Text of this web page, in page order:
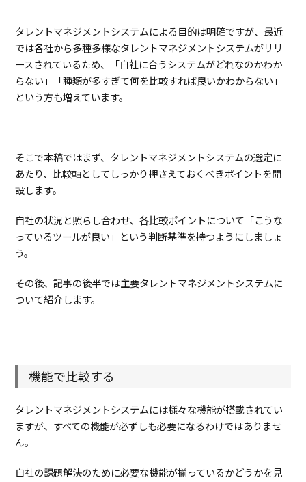
で
比
較
す
る
1.4.導
サ
ポ
ー
面
を
比
1.5. 価
格
る
他
の
タレントマネジメントシステムによる目的は明確ですが、最近
では各社から多種多様なタレントマネジメントシステムがリリ
ースされているため、
「自社に合うシステムがどれなのかわか
らない」「種類が多すぎて何を比較すれば良いかわからない」
という方も増えています。
そこで本稿ではまず、タレントマネジメントシステムの選定に
あたり、比較軸としてしっかり押さえておくべきポイントを開
設します。
自社の状況と照らし合わせ、各比較ポイントについて「こうな
っているツールが良い」という判断基準を持つようにしましょ
う。
その後、記事の後半では主要タレントマネジメントシステムに
ついて紹介します。
機能で比較する
タレントマネジメントシステムには様々な機能が搭載されてい
ますが、すべての機能が必ずしも必要になるわけではありませ
ん。
自社の課題解決のために必要な機能が揃っているかどうかを見